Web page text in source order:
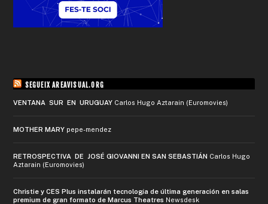
SEGUEIX AREAVISUAL.ORG
VENTANA SUR EN URUGUAY Carlos Hugo Aztarain (Euromovies)
MOTHER MARY pepe-mendez
RETROSPECTIVA DE JOSÉ GIOVANNI EN SAN SEBASTIÁN Carlos Hugo
Aztarain (Euromovies)
Christie y CES Plus instalarán tecnología de última generación en salas
premium de gran formato de Marcus Theatres Newsdesk